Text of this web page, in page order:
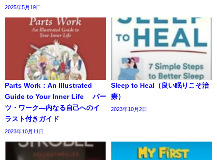
2025年5月19日
Parts Work：An Illustrated
Guide to Your Inner Life パー
ツ・ワーク―内なる自己へのイ
ラスト付きガイド
2023年10月11日
Sleep to Heal（良い眠りこそ治
療）
2023年10月2日